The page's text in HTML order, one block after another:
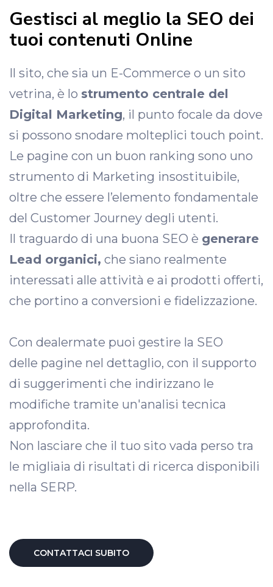
Gestisci al meglio la SEO dei
tuoi contenuti Online
Il sito, che sia un E-Commerce o un sito
vetrina, è lo strumento centrale del
Digital Marketing, il punto focale da dove
si possono snodare molteplici touch point.
Le pagine con un buon ranking sono uno
strumento di Marketing insostituibile,
oltre che essere l’elemento fondamentale
del Customer Journey degli utenti.
Il traguardo di una buona SEO è generare
Lead organici, che siano realmente
interessati alle attività e ai prodotti offerti,
che portino a conversioni e fidelizzazione.
Con dealermate puoi gestire la SEO
delle pagine nel dettaglio, con il supporto
di suggerimenti che indirizzano le
modifiche tramite un'analisi tecnica
approfondita.
Non lasciare che il tuo sito vada perso tra
le migliaia di risultati di ricerca disponibili
nella SERP.
CONTATTACI SUBITO